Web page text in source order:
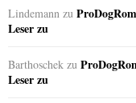
Lindemann zu
Leser zu
Barthoschek zu
Leser zu